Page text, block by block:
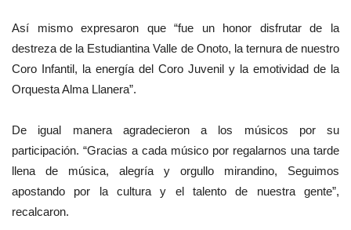
Así mismo expresaron que “fue un honor disfrutar de la
destreza de la Estudiantina Valle de Onoto, la ternura de nuestro
Coro Infantil, la energía del Coro Juvenil y la emotividad de la
Orquesta Alma Llanera”.
De igual manera agradecieron a los músicos por su
participación. “Gracias a cada músico por regalarnos una tarde
llena de música, alegría y orgullo mirandino, Seguimos
apostando por la cultura y el talento de nuestra gente”,
recalcaron.